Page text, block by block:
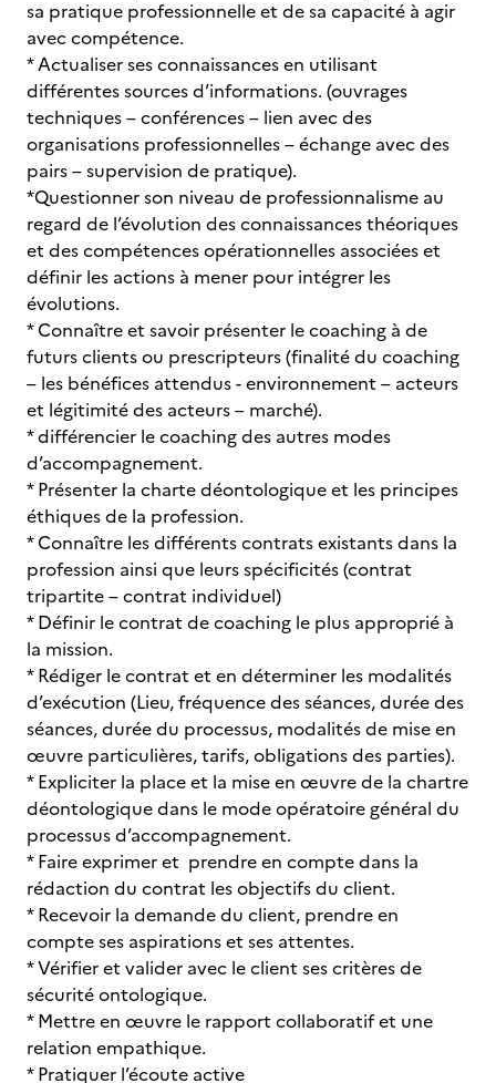
sa pratique professionnelle et de sa capacité à agir
avec compétence.
* Actualiser ses connaissances en utilisant
différentes sources d’informations. (ouvrages
techniques – conférences – lien avec des
organisations professionnelles – échange avec des
pairs – supervision de pratique).
*Questionner son niveau de professionnalisme au
regard de l’évolution des connaissances théoriques
et des compétences opérationnelles associées et
définir les actions à mener pour intégrer les
évolutions.
* Connaître et savoir présenter le coaching à de
futurs clients ou prescripteurs (finalité du coaching
– les bénéfices attendus - environnement – acteurs
et légitimité des acteurs – marché).
* différencier le coaching des autres modes
d’accompagnement.
* Présenter la charte déontologique et les principes
éthiques de la profession.
* Connaître les différents contrats existants dans la
profession ainsi que leurs spécificités (contrat
tripartite – contrat individuel)
* Définir le contrat de coaching le plus approprié à
la mission.
* Rédiger le contrat et en déterminer les modalités
d’exécution (Lieu, fréquence des séances, durée des
séances, durée du processus, modalités de mise en
œuvre particulières, tarifs, obligations des parties).
* Expliciter la place et la mise en œuvre de la chartre
déontologique dans le mode opératoire général du
processus d’accompagnement.
* Faire exprimer et prendre en compte dans la
rédaction du contrat les objectifs du client.
* Recevoir la demande du client, prendre en
compte ses aspirations et ses attentes.
* Vérifier et valider avec le client ses critères de
sécurité ontologique.
* Mettre en œuvre le rapport collaboratif et une
relation empathique.
* Pratiquer l’écoute active